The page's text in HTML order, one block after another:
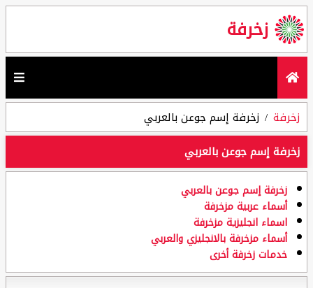
زخرفة
زخرفة
زخرفة إسم جوعن بالعربي
زخرفة إسم جوعن بالعربي
زخرفة إسم جوعن بالعربي
أسماء عربية مزخرفة
اسماء انجليزية مزخرفة
أسماء مزخرفة بالانجليزي والعربي
خدمات زخرفة أخرى